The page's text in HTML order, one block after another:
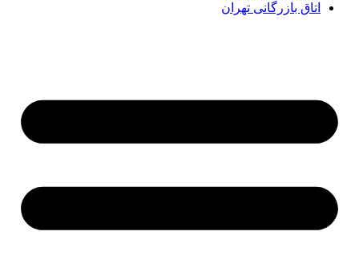
اتاق بازرگانی تهران